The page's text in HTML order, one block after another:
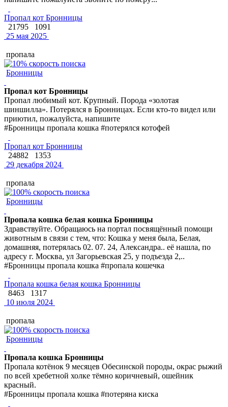
Пропал кот Бронницы
21795
1091
25 мая 2025
пропала
Бронницы
Пропал кот Бронницы
Пропал любимый кот. Крупный. Порода «золотая
шиншилла». Потерялся в Бронницах. Если кто-то видел или
приютил, пожалуйста, напишите
#Бронницы пропала кошка #потерялся котофей
Пропал кот Бронницы
24882
1353
29 декабря 2024
пропала
Бронницы
Пропала кошка белая кошка Бронницы
Здравствуйте. Обращаюсь на портал посвящённый помощи
животным в связи с тем, что: Кошка у меня была, Белая,
домашняя, потерялась 02. 07. 24, Александра.. её нашла, по
адресу г. Москва, ул Загорьевская 25, у подъезда 2,..
#Бронницы пропала кошка #пропала кошечка
Пропала кошка белая кошка Бронницы
8463
1317
10 июля 2024
пропала
Бронницы
Пропала кошка Бронницы
Пропала котёнок 9 месяцев Обесинской породы, окрас рыжий
по всей хребетной холке тёмно коричневый, ошейник
красный.
#Бронницы пропала кошка #потеряна киска